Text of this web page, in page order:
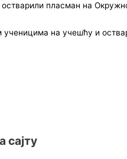
пласман на
ученицима на учешћу и
сајту